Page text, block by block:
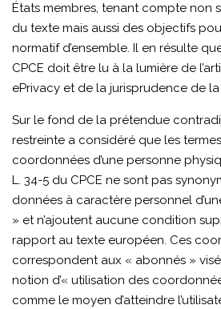
États membres, tenant compte non
du texte mais aussi des objectifs
normatif d’ensemble. Il en résulte
CPCE doit être lu à la lumière de
ePrivacy et de la jurisprudence de la
Sur le fond de la prétendue
restreinte a considéré que les
coordonnées d’une personne
L. 34-5 du CPCE ne sont pas
données à caractère personnel
» et n’ajoutent aucune condition
rapport au texte européen. Ces
correspondent aux « abonnés »
notion d’« utilisation des
comme le moyen d’atteindre